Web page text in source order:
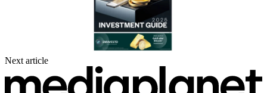
Next article